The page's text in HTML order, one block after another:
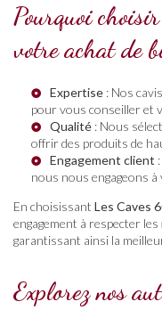
Pourquoi
votre achat de
Expertise : Nos
pour vous conseiller et
Qualité : Nous
offrir des produits de
Engagement client
nous nous engageons
En choisissant Les Caves
engagement à respecter les
garantissant ainsi la
Explorez nos